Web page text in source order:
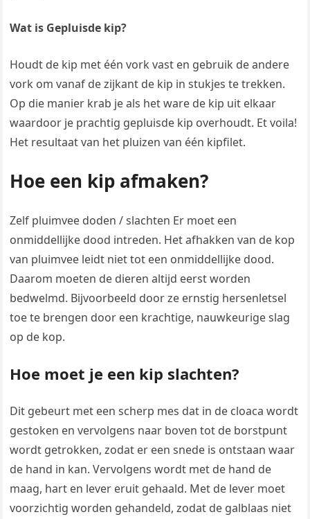
Wat is Gepluisde kip?
Houdt de kip met één vork vast en gebruik de andere
vork om vanaf de zijkant de kip in stukjes te trekken.
Op die manier krab je als het ware de kip uit elkaar
waardoor je prachtig gepluisde kip overhoudt. Et voila!
Het resultaat van het pluizen van één kipfilet.
Hoe een kip afmaken?
Zelf pluimvee doden / slachten Er moet een
onmiddellijke dood intreden. Het afhakken van de kop
van pluimvee leidt niet tot een onmiddellijke dood.
Daarom moeten de dieren altijd eerst worden
bedwelmd. Bijvoorbeeld door ze ernstig hersenletsel
toe te brengen door een krachtige, nauwkeurige slag
op de kop.
Hoe moet je een kip slachten?
Dit gebeurt met een scherp mes dat in de cloaca wordt
gestoken en vervolgens naar boven tot de borstpunt
wordt getrokken, zodat er een snede is ontstaan waar
de hand in kan. Vervolgens wordt met de hand de
maag, hart en lever eruit gehaald. Met de lever moet
voorzichtig worden gehandeld, zodat de galblaas niet